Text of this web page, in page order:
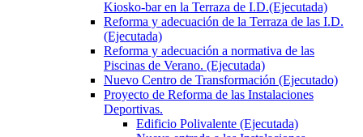
Kiosko-bar en la Terraza de I.D.(Ejecutada)
Reforma y adecuación de la Terraza de las I.D.
(Ejecutada)
Reforma y adecuación a normativa de las
Piscinas de Verano. (Ejecutada)
Nuevo Centro de Transformación (Ejecutado)
Proyecto de Reforma de las Instalaciones
Deportivas.
Edificio Polivalente (Ejecutada)